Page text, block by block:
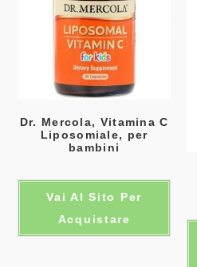
Dr. Mercola, Vitamina C
Liposomiale, per
bambini
Vai Al Sito Per
Acquistare